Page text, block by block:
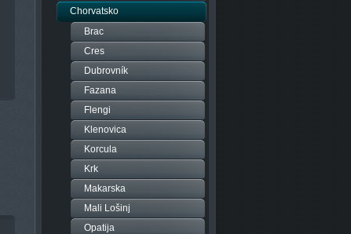
Chorvatsko
Brac
Cres
Dubrovník
Fazana
Flengi
Klenovica
Korcula
Krk
Makarska
Mali Lošinj
Opatija